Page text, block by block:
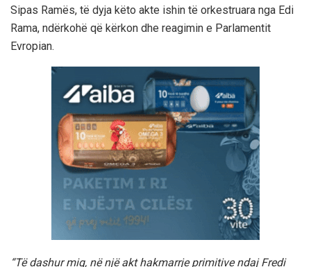
Sipas Ramës, të dyja këto akte ishin të orkestruara nga Edi
Rama, ndërkohë që kërkon dhe reagimin e Parlamentit
Evropian.
“Të dashur miq, në një akt hakmarrje primitive ndaj Fredi